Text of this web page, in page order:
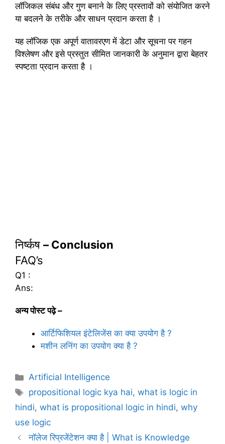
लॉजिकल संबंध और गुण बनाने के लिए प्रस्तावों को संयोजित करने
या बदलने के तरीके और साधन प्रदान करता है ।
यह लॉजिक एक अपूर्ण वातावरएण में डेटा और सूचना पर गहन
विश्लेषण और इसे प्रस्तुत सीमित जानकारी के अनुमान द्वारा बेहतर
स्पष्टता प्रदान करता है ।
निर्ष्कष – Conclusion
FAQ’s
Q1 :
Ans:
अन्य पोस्ट पढ़े –
आर्टिफिशियल इंटेलिजेंस का क्या उपयोग है ?
मशीन लनिंग का उपयोग क्या है ?
C
a
t
e
g
o
Artificial Intelligence
T
a
s
propositional logic kya hai,what is logic in
hindi, what is propositional logic in hindi, why
use logic
नॉलेज रिप्रजेंटेशन क्या है | What is Knowledge